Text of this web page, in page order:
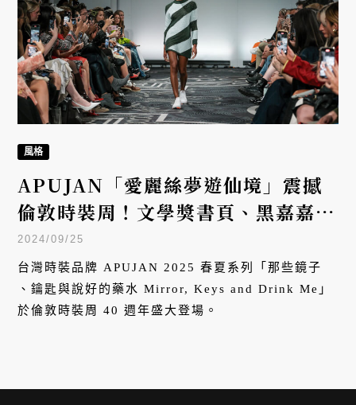
風格
APUJAN「愛麗絲夢遊仙境」震撼
倫敦時裝周！文學獎書頁、黑嘉嘉的
棋譜變成服裝登上伸展台
2024/09/25
台灣時裝品牌 APUJAN 2025 春夏系列「那些鏡子
、鑰匙與說好的藥水 Mirror, Keys and Drink Me」
於倫敦時裝周 40 週年盛大登場。